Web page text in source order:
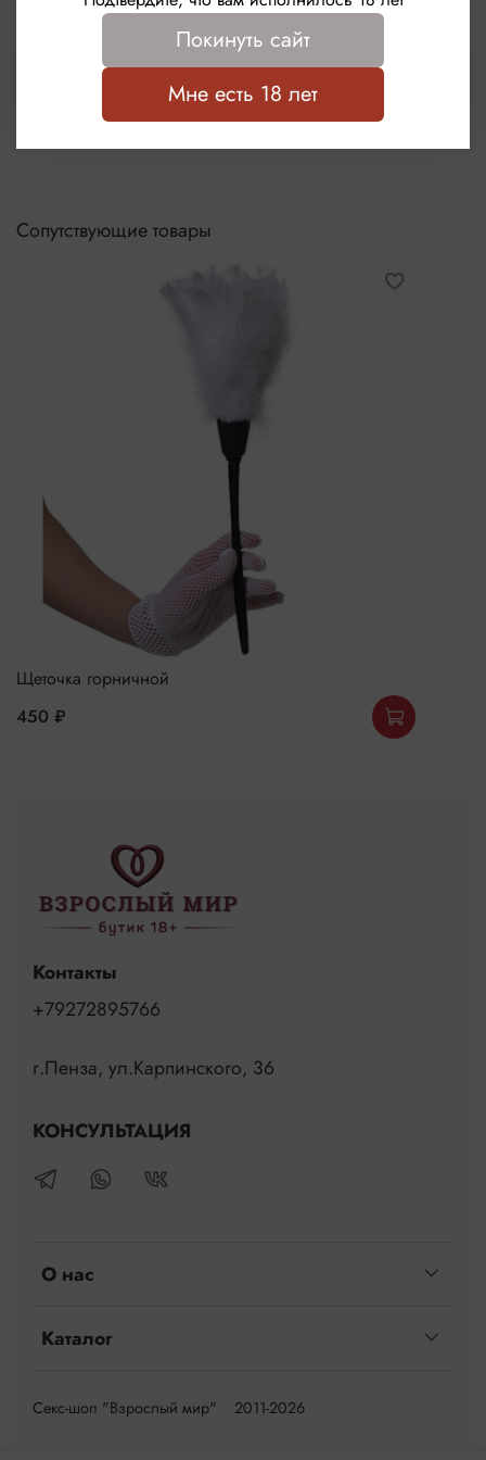
Выбрать
Сопутствующие товары
Щеточка горничной
450 ₽
О нас
Каталог
Контакты
+79272895766
г.Пенза, ул.Карпинского, 36
КОНСУЛЬТАЦИЯ
Секс-шоп "Взрослый мир" 2011-2026
Покинуть сайт
Мне есть 18 лет